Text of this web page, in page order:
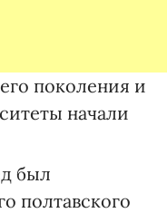
поколения и
начали
был
полтавского